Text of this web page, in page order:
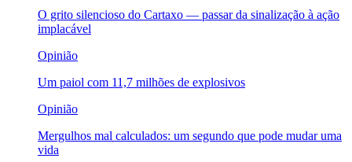
O grito silencioso do Cartaxo — passar da sinalização à ação
implacável
Opinião
Um paiol com 11,7 milhões de explosivos
Opinião
Mergulhos mal calculados: um segundo que pode mudar uma
vida